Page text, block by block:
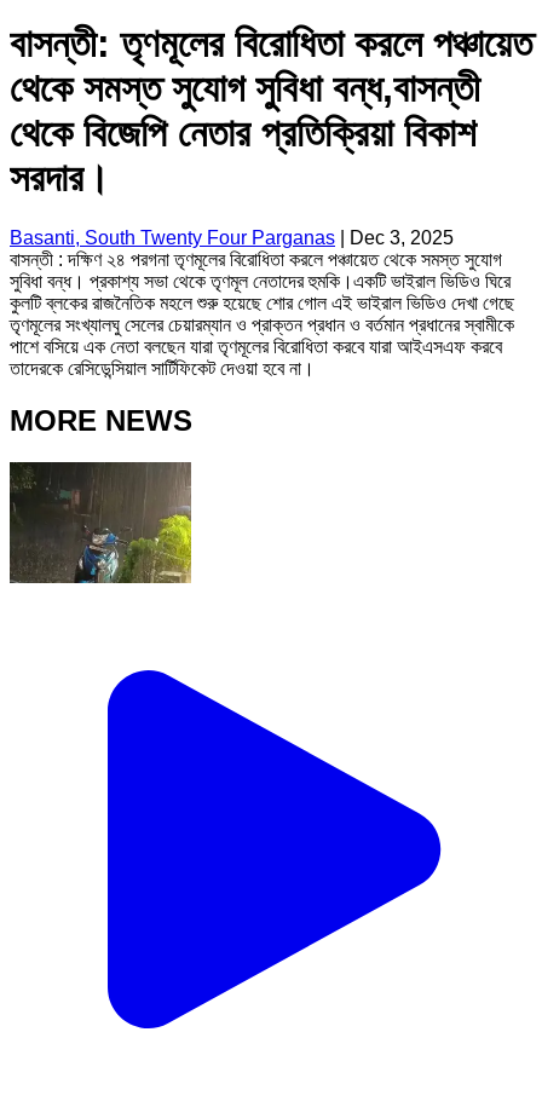
বাসন্তী: তৃণমূলের বিরোধিতা করলে পঞ্চায়েত
থেকে সমস্ত সুযোগ সুবিধা বন্ধ,বাসন্তী
থেকে বিজেপি নেতার প্রতিক্রিয়া বিকাশ
সরদার।
Basanti, South Twenty Four Parganas
Dec 3, 2025
বাসন্তী : দক্ষিণ ২৪ পরগনা তৃণমূলের বিরোধিতা করলে পঞ্চায়েত থেকে সমস্ত সুযোগ
সুবিধা বন্ধ। প্রকাশ্য সভা থেকে তৃণমূল নেতাদের হুমকি।একটি ভাইরাল ভিডিও ঘিরে
কুলটি ব্লকের রাজনৈতিক মহলে শুরু হয়েছে শোর গোল এই ভাইরাল ভিডিও দেখা গেছে
তৃণমূলের সংখ্যালঘু সেলের চেয়ারম্যান ও প্রাক্তন প্রধান ও বর্তমান প্রধানের স্বামীকে
পাশে বসিয়ে এক নেতা বলছেন যারা তৃণমূলের বিরোধিতা করবে যারা আইএসএফ করবে
তাদেরকে রেসিডেন্সিয়াল সার্টিফিকেট দেওয়া হবে না।
MORE NEWS